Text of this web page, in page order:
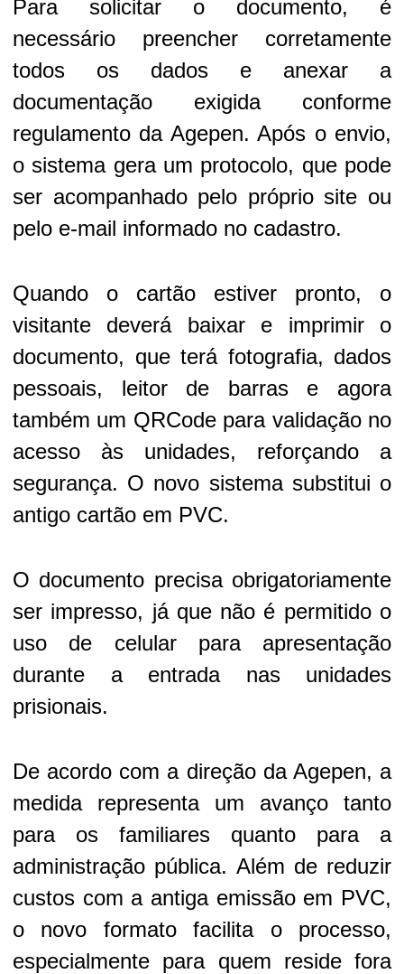
Para solicitar o documento, é
necessário preencher corretamente
todos os dados e anexar a
documentação exigida conforme
regulamento da Agepen. Após o envio,
o sistema gera um protocolo, que pode
ser acompanhado pelo próprio site ou
pelo e-mail informado no cadastro.
Quando o cartão estiver pronto, o
visitante deverá baixar e imprimir o
documento, que terá fotografia, dados
pessoais, leitor de barras e agora
também um QRCode para validação no
acesso às unidades, reforçando a
segurança. O novo sistema substitui o
antigo cartão em PVC.
O documento precisa obrigatoriamente
ser impresso, já que não é permitido o
uso de celular para apresentação
durante a entrada nas unidades
prisionais.
De acordo com a direção da Agepen, a
medida representa um avanço tanto
para os familiares quanto para a
administração pública. Além de reduzir
custos com a antiga emissão em PVC,
o novo formato facilita o processo,
especialmente para quem reside fora